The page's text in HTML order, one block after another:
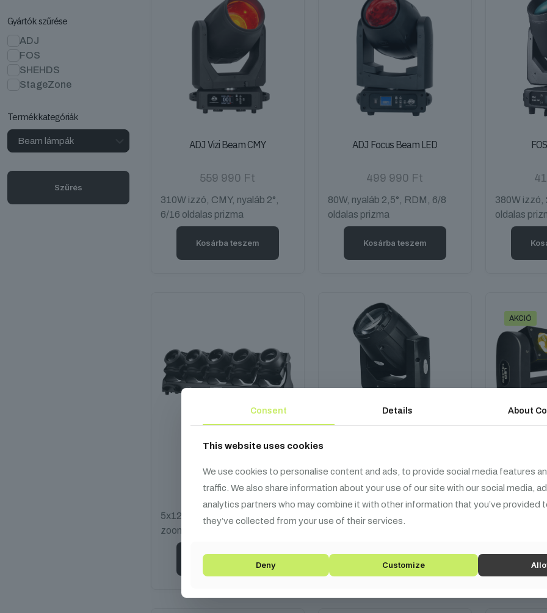
Gyártók szűrése
ADJ
FOS
SHEHDS
StageZone
Termékkategóriák
Szűrés
ADJ Vizi Beam CMY
559 990 Ft
310W izzó, CMY, nyaláb 2°,
6/16 oldalas prizma
Kosárba teszem
ADJ Focus Beam LED
499 990 Ft
80W, nyaláb 2,5°, RDM, 6/8
oldalas prizma
Kosárba teszem
380W izzó,
oldalas
599 990 Ft
5x120W, multi beam, RDM,
zoom, led ring
Kosárba teszem
314 990 Ft
200W, 2° nyaláb, 8 oldalas
AKCIÓ
219 990
Consent Details About
This website uses cookies
We use cookies to personalise content and ads, to provide social media features
traffic. We also share information about your use of our site with our social media,
analytics partners who may combine it with other information that you’ve provided
they’ve collected from your use of their services.
Deny Customize